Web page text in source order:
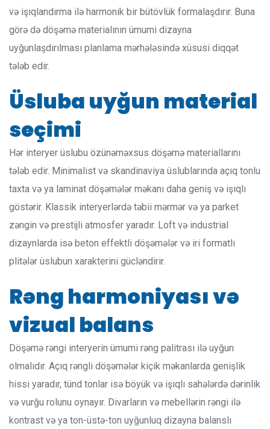
və işıqlandırma ilə harmonik bir bütövlük formalaşdırır. Buna
görə də döşəmə materialının ümumi dizayna
uyğunlaşdırılması planlama mərhələsində xüsusi diqqət
tələb edir.
Üsluba uyğun material
seçimi
Hər interyer üslubu özünəməxsus döşəmə materiallarını
tələb edir. Minimalist və skandinaviya üslublarında açıq tonlu
taxta və ya laminat döşəmələr məkanı daha geniş və işıqlı
göstərir. Klassik interyerlərdə təbii mərmər və ya parket
zəngin və prestijli atmosfer yaradır. Loft və industrial
dizaynlarda isə beton effektli döşəmələr və iri formatlı
plitələr üslubun xarakterini gücləndirir.
Rəng harmoniyası və
vizual balans
Döşəmə rəngi interyerin ümumi rəng palitrası ilə uyğun
olmalıdır. Açıq rəngli döşəmələr kiçik məkanlarda genişlik
hissi yaradır, tünd tonlar isə böyük və işıqlı sahələrdə dərinlik
və vurğu rolunu oynayır. Divarların və mebellərin rəngi ilə
kontrast və ya ton-üstə-ton uyğunluq dizayna balanslı